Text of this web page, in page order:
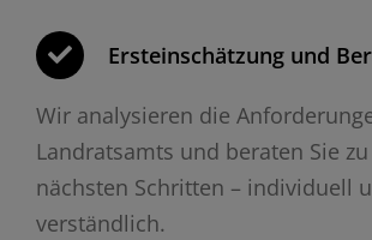
Ersteinschätzung und
Wir analysieren die
Landratsamts und beraten Sie
nächsten Schritten – individuell
verständlich.